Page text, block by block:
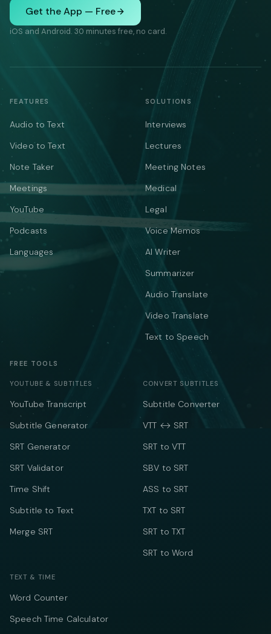
Get the App — Free
iOS and Android. 30 minutes free, no card.
FEATURES
Audio to Text
Video to Text
Note Taker
Meetings
YouTube
Podcasts
Languages
SOLUTIONS
Interviews
Lectures
Meeting Notes
Medical
Legal
Voice Memos
AI Writer
Summarizer
Audio Translate
Video Translate
Text to Speech
FREE TOOLS
YOUTUBE & SUBTITLES
YouTube Transcript
Subtitle Generator
SRT Generator
SRT Validator
Time Shift
Subtitle to Text
Merge SRT
CONVERT SUBTITLES
Subtitle Converter
VTT ↔ SRT
SRT to VTT
SBV to SRT
ASS to SRT
TXT to SRT
SRT to TXT
SRT to Word
TEXT & TIME
Word Counter
Speech Time Calculator